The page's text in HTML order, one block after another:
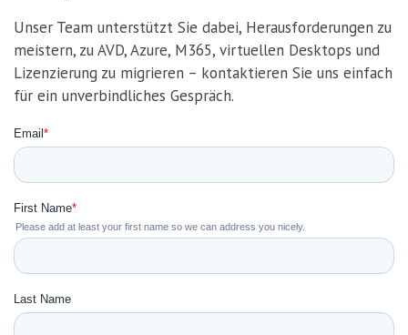
Unser Team unterstützt Sie dabei, Herausforderungen zu
meistern, zu AVD, Azure, M365, virtuellen Desktops und
Lizenzierung zu migrieren – kontaktieren Sie uns einfach
für ein unverbindliches Gespräch.